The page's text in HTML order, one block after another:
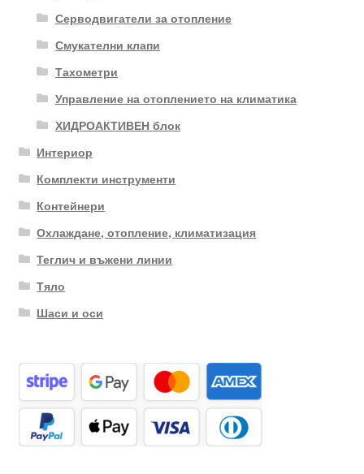
Серводвигатели за отопление
Смукателни клапи
Тахометри
Управление на отоплението на климатика
ХИДРОАКТИВЕН блок
Интериор
Комплекти инструменти
Контейнери
Охлаждане, отопление, климатизация
Теглич и въжени линии
Тяло
Шаси и оси